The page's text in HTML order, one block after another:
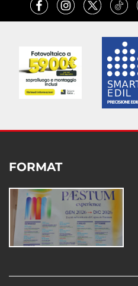
FORMAT